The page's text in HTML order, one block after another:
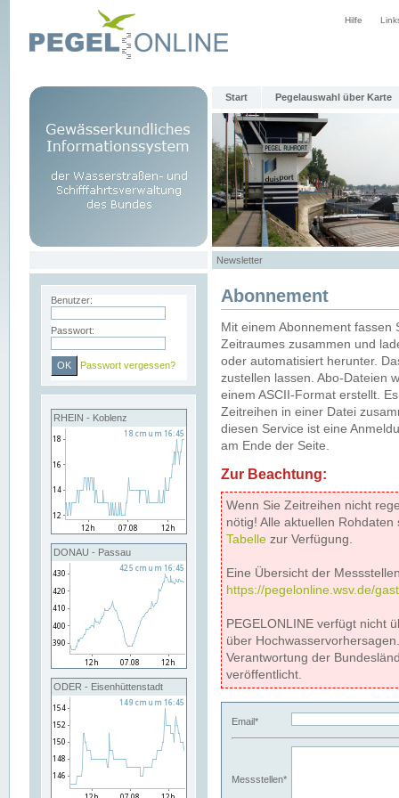
Hilfe
Start Pegelauswahl über Karte
Newsletter
Benutzer:
Passwort:
Passwort vergessen?
RHEIN - Koblenz
DONAU - Passau
ODER - Eisenhüttenstadt
Abonnement
Mit einem Abonnement
Zeitraumes zusammen und
oder automatisiert herunter.
zustellen lassen. Abo-Dateien
einem ASCII-Format erstellt.
Zeitreihen in einer Datei
diesen Service ist eine
am Ende der Seite.
Zur Beachtung:
Wenn Sie Zeitreihen nicht
nötig! Alle aktuellen
Tabelle zur Verfügung.
Eine Übersicht der
https://pegelonline.wsv.de/
PEGELONLINE verfügt nicht
über
Verantwortung der
veröffentlicht.
Email*
Messstellen*